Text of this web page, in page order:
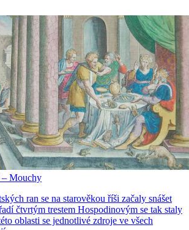
– Mouchy
ran se na starověkou říši začaly snášet
čtvrtým trestem Hospodinovým se tak staly
oblasti se jednotlivé zdroje ve všech